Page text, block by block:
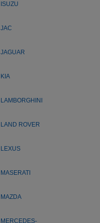
ISUZU
JAC
JAGUAR
KIA
LAMBORGHINI
LAND ROVER
LEXUS
MASERATI
MAZDA
MERCEDES-